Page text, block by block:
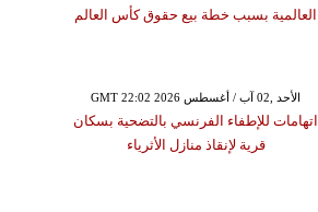
العالمية بسبب خطة بيع حقوق كأس العالم
GMT 22:02 2026 الأحد ,02 آب / أغسطس
اتهامات للإطفاء الفرنسي بالتضحية بسكان
قرية لإنقاذ منازل الأثرياء